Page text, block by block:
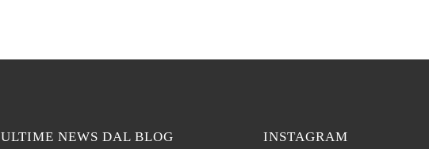
ULTIME NEWS DAL BLOG INSTAGRAM